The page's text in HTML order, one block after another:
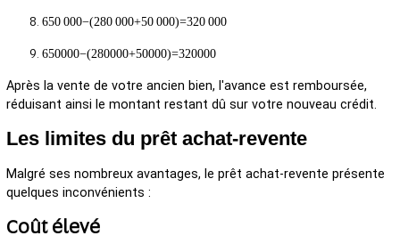
650 000−(280 000+50 000)=320 000
650000−(280000+50000)=320000
Après la vente de votre ancien bien, l'avance est remboursée,
réduisant ainsi le montant restant dû sur votre nouveau crédit.
Les limites du prêt achat-revente
Malgré ses nombreux avantages, le prêt achat-revente présente
quelques inconvénients :
Coût élevé